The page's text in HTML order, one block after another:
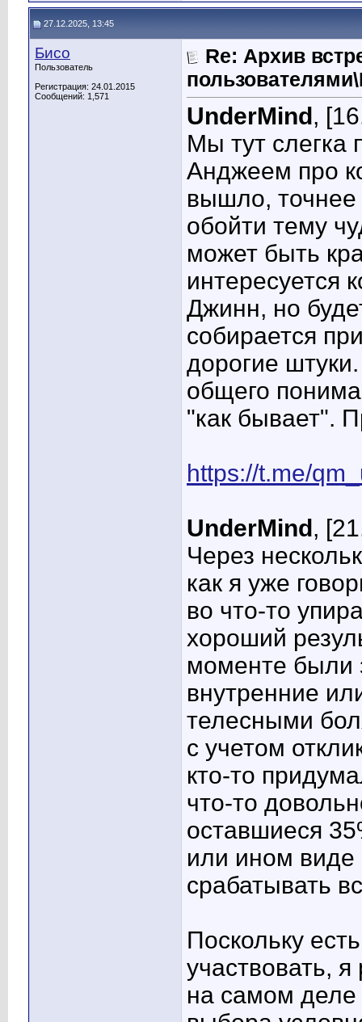
27.12.2025, 13:45
Бисо
Пользователь
Регистрация: 24.01.2015
Сообщений: 1,571
Re: Архив
UnderMind ,
Мы тут слегка
Анджеем про
вышло,
обойти тему
может быть
интересуется
Джинн, но
собирается
дорогие
общего
"как бывает".
https://t.me/
UnderMind ,
Через
как я уже
во что-то
хороший
моменте были
внутренние
телесными
с учетом
кто-то
что-то
оставшиеся
или ином виде
срабатывать
Поскольку
участвовать,
на самом